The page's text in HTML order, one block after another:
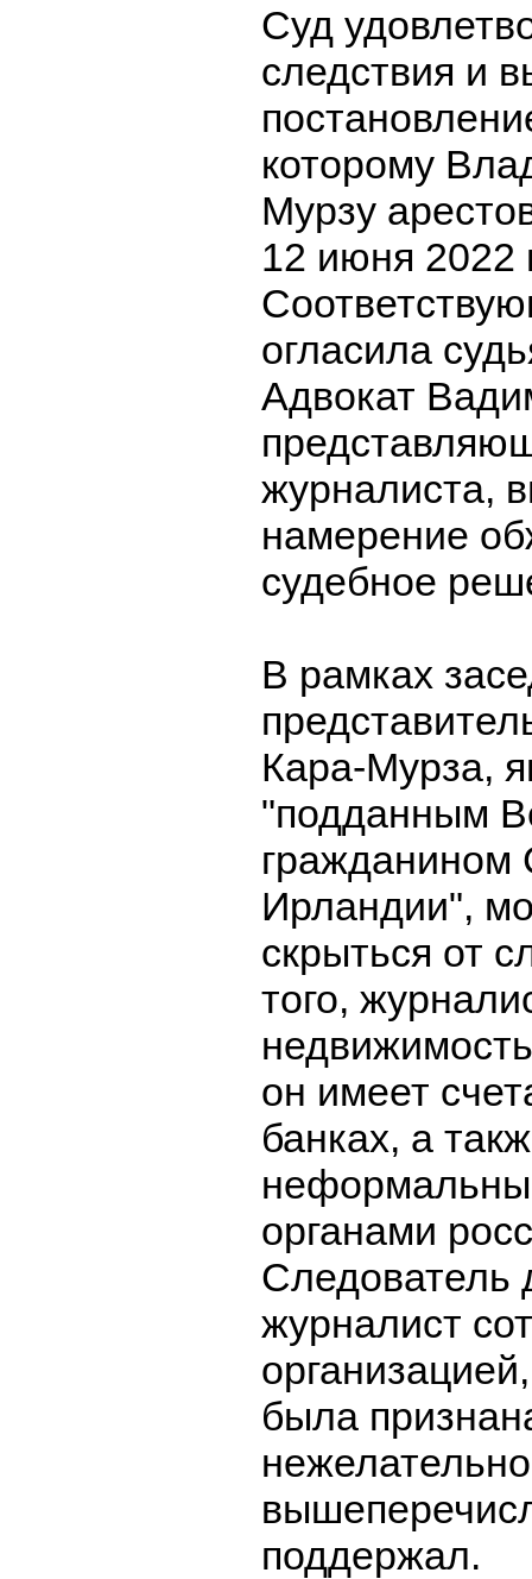
Суд
следствия и
которому
Мурзу
12 июня 2022
огласила
Адвокат
журналиста,
намерение
судебное
В рамках
Кара-Мурза,
"подданным
гражданином
Ирландии",
скрыться от
того,
он имеет
банках, а
органами
Следователь
журналист
была
поддержал.